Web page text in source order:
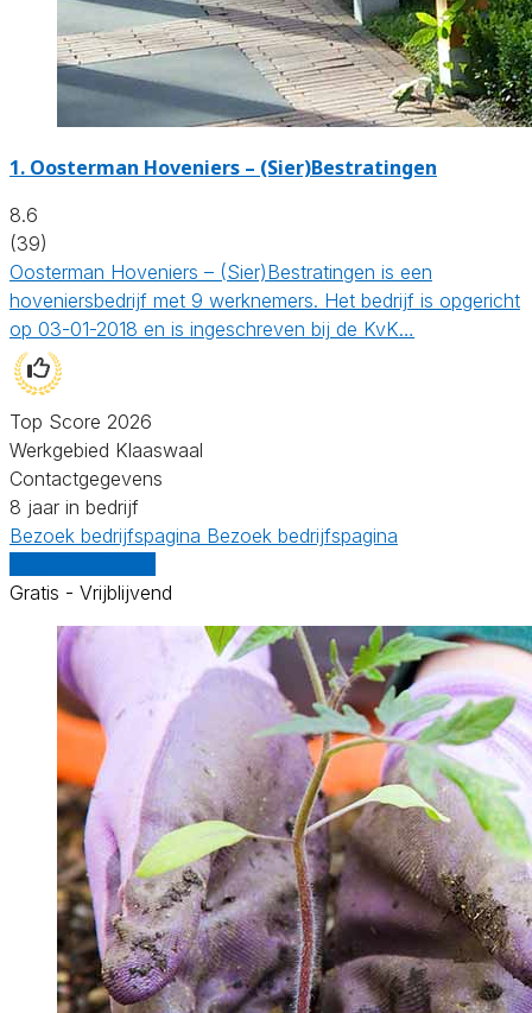
1. Oosterman Hoveniers – (Sier)Bestratingen
8.6
(39)
Oosterman Hoveniers – (Sier)Bestratingen is een
hoveniersbedrijf met 9 werknemers. Het bedrijf is opgericht
op 03-01-2018 en is ingeschreven bij de KvK…
Top Score 2026
Werkgebied Klaaswaal
Contactgegevens
8 jaar in bedrijf
Bezoek bedrijfspagina Bezoek bedrijfspagina
Gratis - Vrijblijvend